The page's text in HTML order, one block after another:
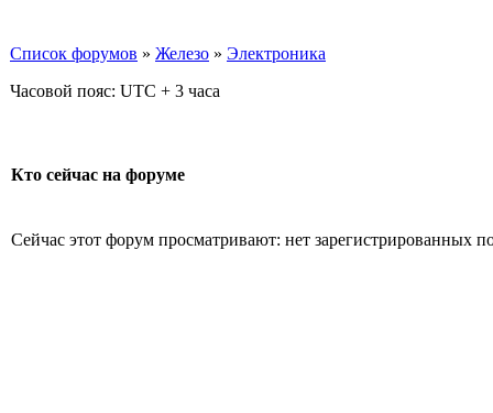
Список форумов » Железо » Электроника
Часовой пояс: UTC + 3 часа
Кто сейчас на форуме
Сейчас этот форум просматривают: нет зарегистрированных